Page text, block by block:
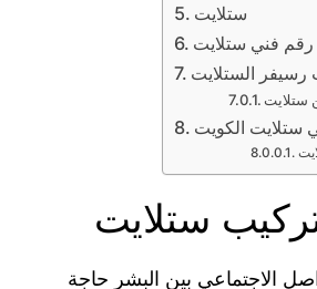
ستلايت
رقم فني ستلايت
رسيفر الستلايت
ستلايت
ستلايت الكويت
ستلايت
الاجتماعي بين البشر حاجة